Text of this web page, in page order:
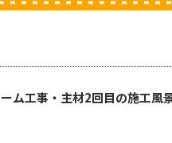
ム工事・主材2回目の施工風